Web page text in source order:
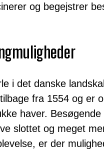
og begejstrer
i det danske
fra 1554 og er
haver.
slottet og meget
er der